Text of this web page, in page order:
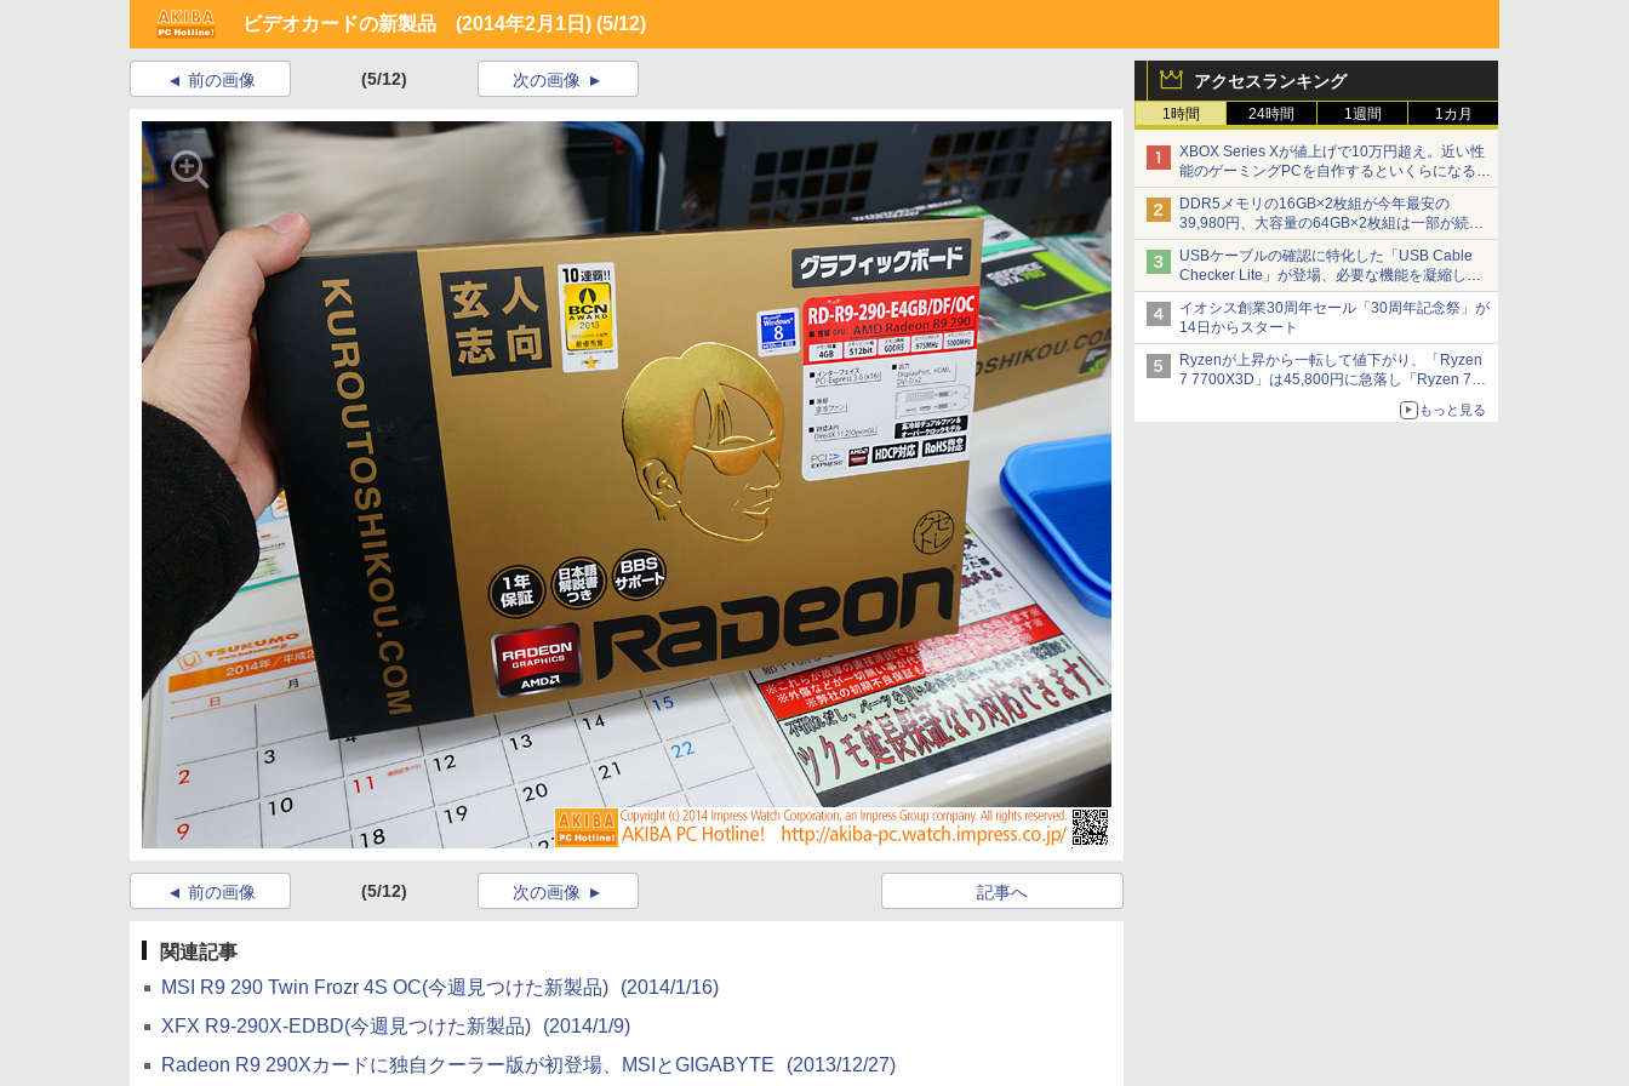
ビデオカードの新製品 (2014年2月1日) (5/12)
アクセスランキング
1時間 24時間 1週間 1カ月
XBOX Series Xが値上げで10万円超え。近い性
能のゲーミングPCを自作するといくらになる？
【石田賀津男の『酒の肴にPCゲーム』】
DDR5メモリの16GB×2枚組が今年最安の
39,980円、大容量の64GB×2枚組は一部が続騰
[8月前半のメモリ価格]
USBケーブルの確認に特化した「USB Cable
Checker Lite」が登場、必要な機能を凝縮しコ
ンパクトに 7日発売
イオシス創業30周年セール「30周年記念祭」が
14日からスタート
Ryzenが上昇から一転して値下がり、「Ryzen
7 7700X3D」は45,800円に急落し「Ryzen 7
7800X3D」との価格逆転解消 [8月前半のCPU
もっと見る
前の画像 (5/12) 次の画像
前の画像 (5/12) 記事へ
次の画像
関連記事
MSI R9 290 Twin Frozr 4S OC(今週見つけた新製品)
(2014/1/16)
XFX R9-290X-EDBD(今週見つけた新製品)
(2014/1/9)
Radeon R9 290Xカードに独自クーラー版が初登場、MSIとGIGABYTE
(2013/12/27)